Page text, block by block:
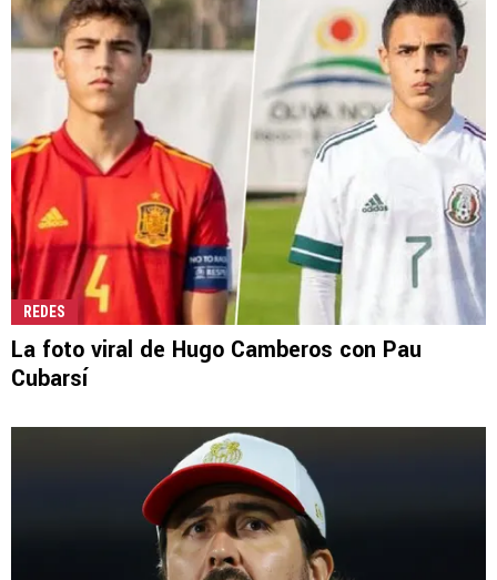
REDES
La foto viral de Hugo Camberos con Pau
Cubarsí